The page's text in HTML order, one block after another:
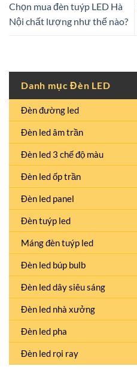
Chọn mua đèn tuýp LED Hà
Nội chất lượng như thế nào?
Danh mục Đèn LED
Đèn đường led
Đèn led âm trần
Đèn led 3 chế độ màu
Đèn led ốp trần
Đèn led panel
Đèn tuýp led
Máng đèn tuýp led
Đèn led búp bulb
Đèn led dây siêu sáng
Đèn led nhà xưởng
Đèn led pha
Đèn led rọi ray